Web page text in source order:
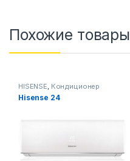
Похожие товары
HISENSE, Кондиционер
Hisense 24